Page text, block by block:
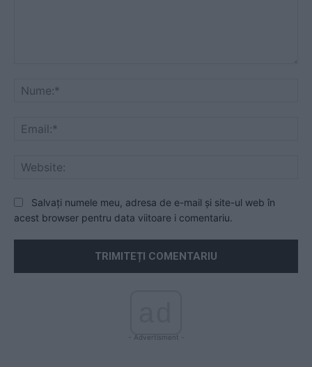
Salvați numele meu, adresa de e-mail și site-ul web în
acest browser pentru data viitoare i comentariu.
- Advertisment -